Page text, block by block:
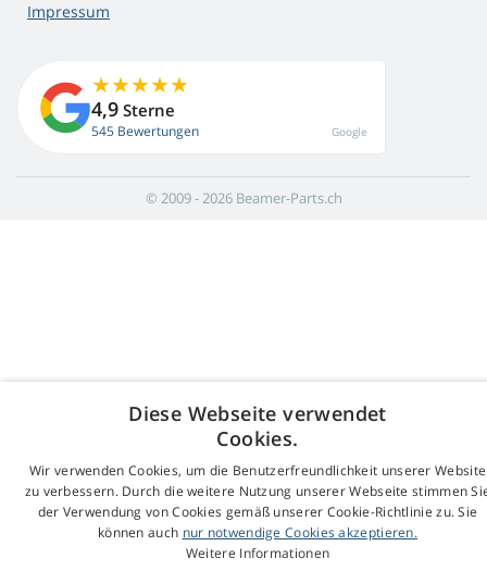
Impressum
4,9 Sterne
545 Bewertungen Google
© 2009 - 2026 Beamer-Parts.ch
Diese Webseite verwendet
Cookies.
Wir verwenden Cookies, um die Benutzerfreundlichkeit unserer Website
zu verbessern. Durch die weitere Nutzung unserer Webseite stimmen
der Verwendung von Cookies gemäß unserer Cookie-Richtlinie zu. Sie
können auch nur notwendige Cookies akzeptieren.
Weitere Informationen